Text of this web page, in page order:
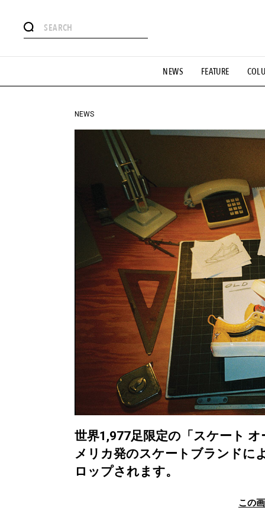
NEWS FEATURE
#憧れの逸品 #ESSENTIAL
#GH 銘品の所以 #フイナムのYouTube #Commune H
#HANDSOME HANDBOOK
NEWS
世界1,977足限定の「スケート
メリカ発のスケートブランドに
ロップされます。
この